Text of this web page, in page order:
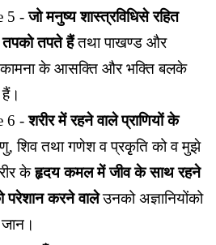
5 -जो मनुष्य शास्त्रविधिसे रहित
तपको तपते हैंतथा पाखण्ड और
के आसक्ति और भक्ति बलके
6 -शरीर में रहने वाले प्राणियों के
शिव तथा गणेश व प्रकृृति को व मुझे
केहृदय कमल में जीव के साथ रहने
परेशान करने वालेउनको अज्ञानियोंको
जान।